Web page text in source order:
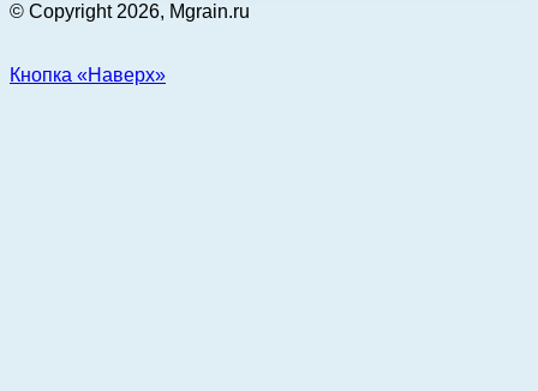
© Copyright 2026, Mgrain.ru
Кнопка «Наверх»